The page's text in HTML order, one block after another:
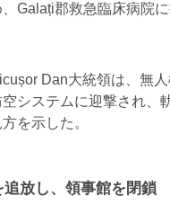
、Galați郡救急臨床病院
Dan大統領は、無
システムに迎撃され、
を示した。
追放し、領事館を閉鎖